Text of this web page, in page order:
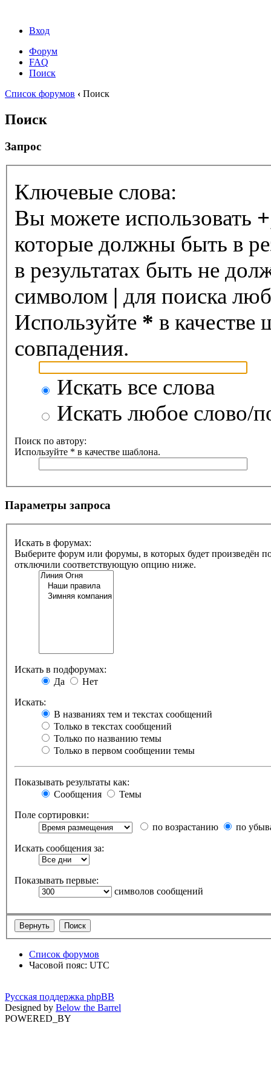
Вход
Форум
FAQ
Поиск
Список форумов ‹ Поиск
Поиск
Запрос
Ключевые слова:
Вы можете использовать +
которые должны быть в
в результатах быть не
символом | для поиска
Используйте * в качестве
совпадения.
Искать все слова
Искать любое слово/
Поиск по автору:
Используйте * в качестве шаблона.
Параметры запроса
Искать в форумах:
Выберите форум или форумы, в которых будет произведён
отключили соответствующую опцию ниже.
Искать в подфорумах:
Да
Нет
Искать:
В названиях тем и текстах сообщений
Только в текстах сообщений
Только по названию темы
Только в первом сообщении темы
Показывать результаты как:
Сообщения
Темы
Поле сортировки:
по возрастанию
по
Искать сообщения за:
Показывать первые:
символов сообщений
Список форумов
Часовой пояс: UTC
Русская поддержка phpBB
Designed by Below the Barrel
POWERED_BY